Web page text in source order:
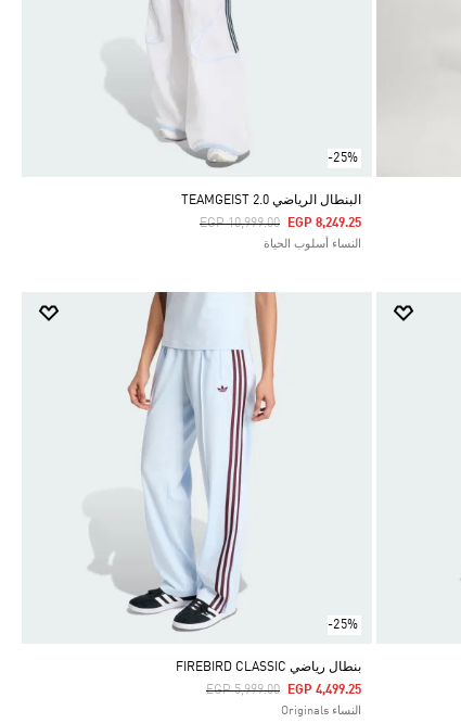
-25%
البنطال الرياضي TEAMGEIST 2.0
Price Reduced From
EGP 10,999.00ToEGP 8,249.25
النساء أسلوب الحياة
-25%
بنطال رياضي FIREBIRD CLASSIC
Price Reduced From
EGP 5,999.00ToEGP 4,499.25
النساء Originals